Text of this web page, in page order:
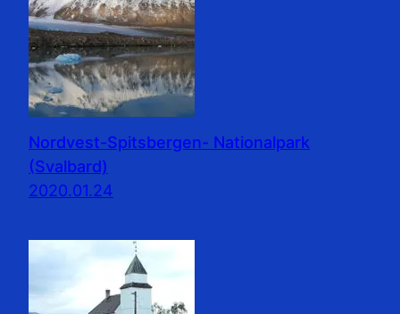
Nordvest-Spitsbergen- Nationalpark
(Svalbard)
2020.01.24